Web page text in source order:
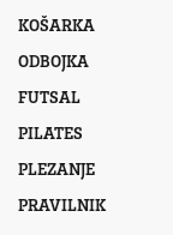
KOŠARKA
ODBOJKA
FUTSAL
PILATES
PLEZANJE
PRAVILNIK